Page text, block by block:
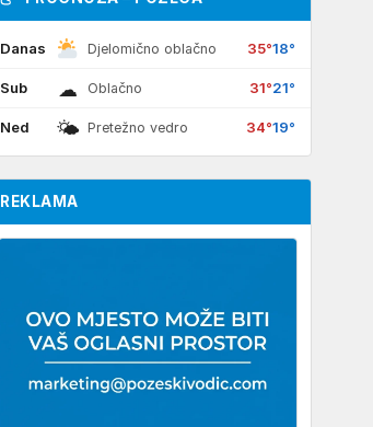
Danas Djelomično oblačno 35°18°
Sub ☁ Oblačno 31°21°
Ned 🌤 Pretežno vedro 34°19°
REKLAMA